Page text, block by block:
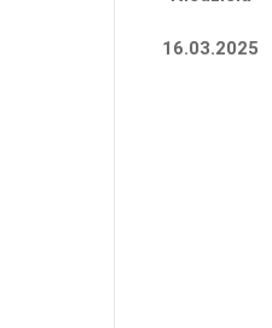
16.03.2025